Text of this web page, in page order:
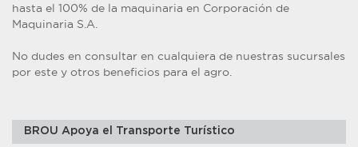
hasta el 100% de la maquinaria en Corporación de
Maquinaria S.A.
No dudes en consultar en cualquiera de nuestras sucursales
por este y otros beneficios para el agro.
BROU Apoya el Transporte Turístico